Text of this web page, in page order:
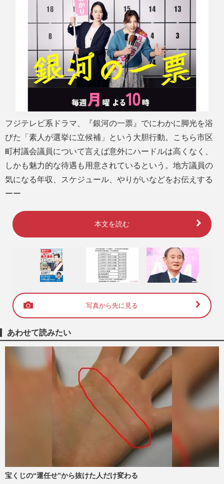
フジテレビ系ドラマ、『銀河の一票』でにわかに脚光を浴
びた「素人が選挙に立候補」という大胆行動。こちら市区
町村議会議員について言えば意外にハードルは高くなく、
しかも魅力的な待遇も用意されているという。地方議員の
気になる年収、スケジュール、やりがいなどをお伝えする
ーー
本文を読む
写真から先に見る
あわせて読みたい
宝くじの“運任せ”から抜けた人だけ変わる